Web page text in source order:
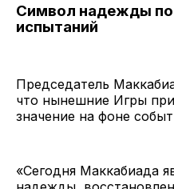
Символ надежды
испытаний
Председатель
что нынешние Игры
значение на фоне
«Сегодня Маккабиада